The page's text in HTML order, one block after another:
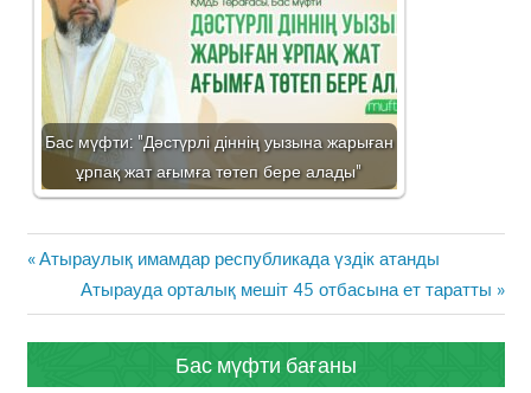
Бас мүфти: "Дәстүрлі діннің уызына жарыған
ұрпақ жат ағымға төтеп бере алады"
Жазба
навигациясы
Previous
Атыраулық имамдар республикада үздік атанды
Next
Post:
Атырауда орталық мешіт 45 отбасына ет таратты
Бас мүфти бағаны